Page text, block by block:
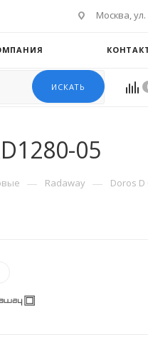
Москва,
ИСКАТЬ
05
— Radaway — Doros D